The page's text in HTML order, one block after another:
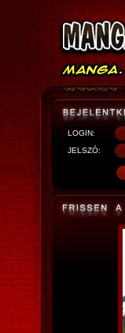
LOGIN:
JELSZÓ: